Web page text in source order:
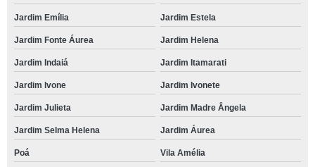
Jardim Emília Jardim Estela
Jardim Fonte Áurea Jardim Helena
Jardim Indaiá Jardim Itamarati
Jardim Ivone Jardim Ivonete
Jardim Julieta Jardim Madre Ângela
Jardim Selma Helena Jardim Áurea
Poá Vila Amélia